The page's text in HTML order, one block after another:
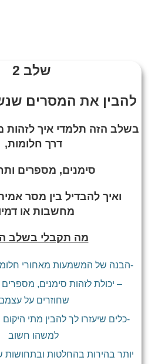
שלב 2
להבין את המסרים
בשלב הזה תלמדי איך לזהות
דרך חלומות,
סימנים, מספרים
ואיך להבדיל בין מסר
מחשבות או
מה תקבלי בשלב
-הבנה של המשמעות מאחורי
– יכולת לזהות סימנים, מספרים
שחוזרים על
-כלים שיעזרו לך להבין מתי
למשהו חשוב
יותר בהירות בהחלטות ובתחושות